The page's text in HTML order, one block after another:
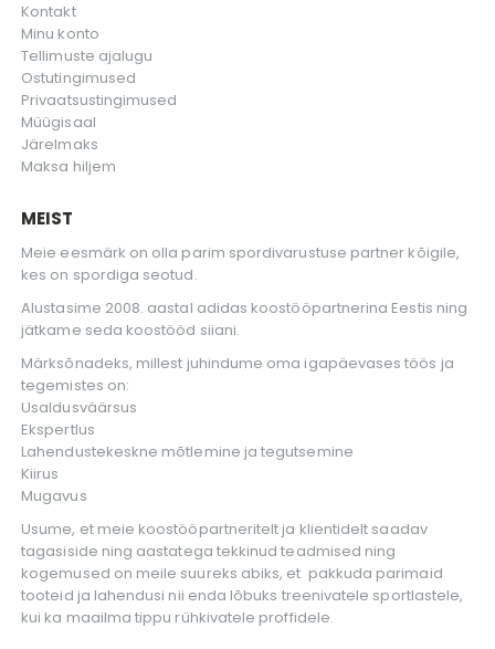
Kontakt
Minu konto
Tellimuste ajalugu
Ostutingimused
Privaatsustingimused
Müügisaal
Järelmaks
Maksa hiljem
MEIST
Meie eesmärk on olla parim spordivarustuse partner kõigile,
kes on spordiga seotud.
Alustasime 2008. aastal adidas koostööpartnerina Eestis ning
jätkame seda koostööd siiani.
Märksõnadeks, millest juhindume oma igapäevases töös ja
tegemistes on:
Usaldusväärsus
Ekspertlus
Lahendustekeskne mõtlemine ja tegutsemine
Kiirus
Mugavus
Usume, et meie koostööpartneritelt ja klientidelt saadav
tagasiside ning aastatega tekkinud teadmised ning
kogemused on meile suureks abiks, et pakkuda parimaid
tooteid ja lahendusi nii enda lõbuks treenivatele sportlastele,
kui ka maailma tippu rühkivatele proffidele.